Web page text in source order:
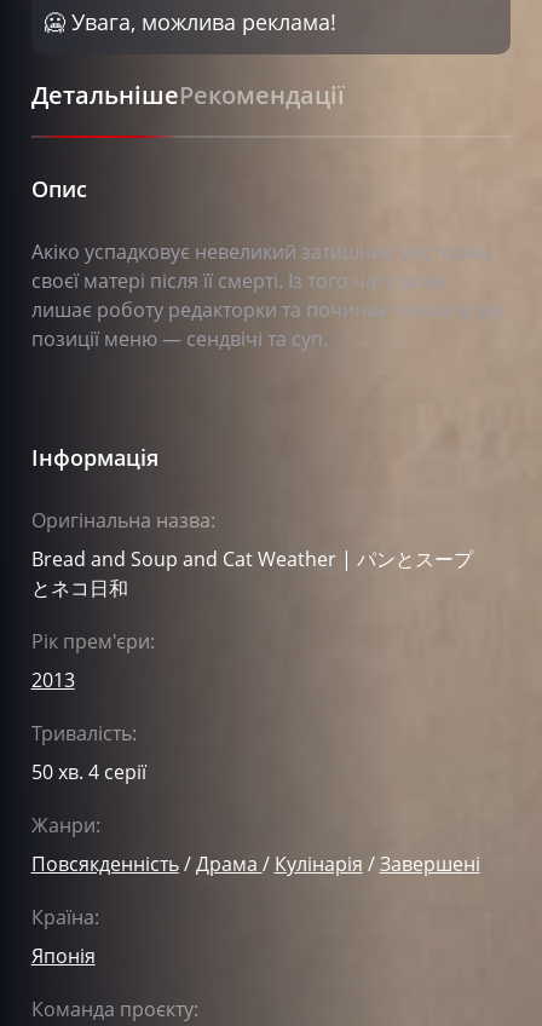
🥶 Увага, можлива реклама!
ДетальнішеРекомендації
Опис
Акіко успадковує невеликий затишний ресторан
своєї матері після її смерті. Із того часу вона
лишає роботу редакторки та починає готувати дві
позиції меню — сендвічі та суп.
Інформація
Оригінальна назва:
Bread and Soup and Cat Weather | パンとスープ
とネコ日和
Рік прем'єри:
2013
Тривалість:
50 хв. 4 серії
Жанри:
Повсякденність/Драма / Кулінарія /Завершені
Країна:
Японія
Команда проєкту: